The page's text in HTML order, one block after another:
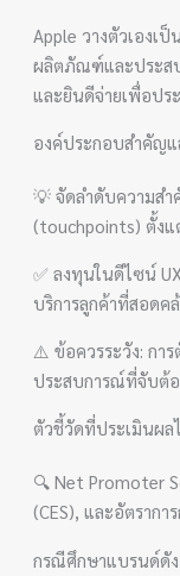
Apple วางตัวเองเ
ผลิตภัณฑ์และประส
และยินดีจ่ายเพื่อปร
องค์ประกอบสำคัญแ
💡 จัดลำดับความส
(touchpoints) ตั้งแ
✅ ลงทุนในดีไซน์
บริการลูกค้าที่สอด
⚠️ ข้อควรระวัง: การ
ประสบการณ์ที่จับต้อ
ตัวชี้วัดที่ประเมินผล
🔍 Net Promoter
(CES), และอัตราก
กรณีศึกษาแบรนด์ดัง